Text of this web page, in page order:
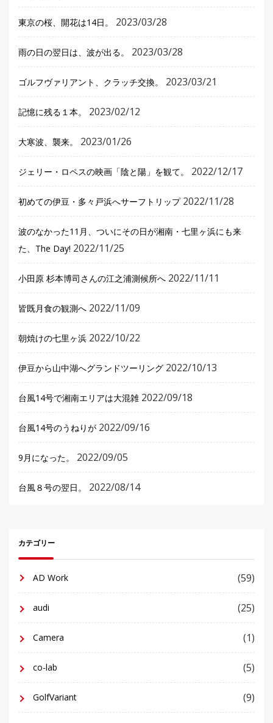
東京の桜、開花は14日。 2023/03/28
雨の日の翌日は、波が出る。 2023/03/28
ゴルフヴァリアント、クラッチ交換。 2023/03/21
記憶に残る１本。 2023/02/12
大寒波、襲来。 2023/01/26
ジェリー・ロペスの映画「陰と陽」を観て。 2022/12/17
初めての伊豆・多々戸浜へサーフトリップ 2022/11/28
波のなかった11月、ついにその日が湘南・七里ヶ浜にも来
た、The Day! 2022/11/25
小田原 杉本博司さんの江之浦測候所へ 2022/11/11
皆既月食の観測へ 2022/11/09
朝焼けの七里ヶ浜 2022/10/22
伊豆から山中湖へグランドツーリング 2022/10/13
台風14号で湘南エリアは大混雑 2022/09/18
台風14号のうねりが 2022/09/16
9月になった。 2022/09/05
台風８号の翌日。 2022/08/14
カテゴリー
AD Work (59)
audi (25)
Camera (1)
co-lab (5)
GolfVariant (9)